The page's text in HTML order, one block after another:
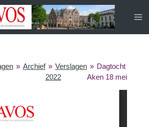
» Archief » Verslagen
2022
» Dagtocht
Aken 18 mei